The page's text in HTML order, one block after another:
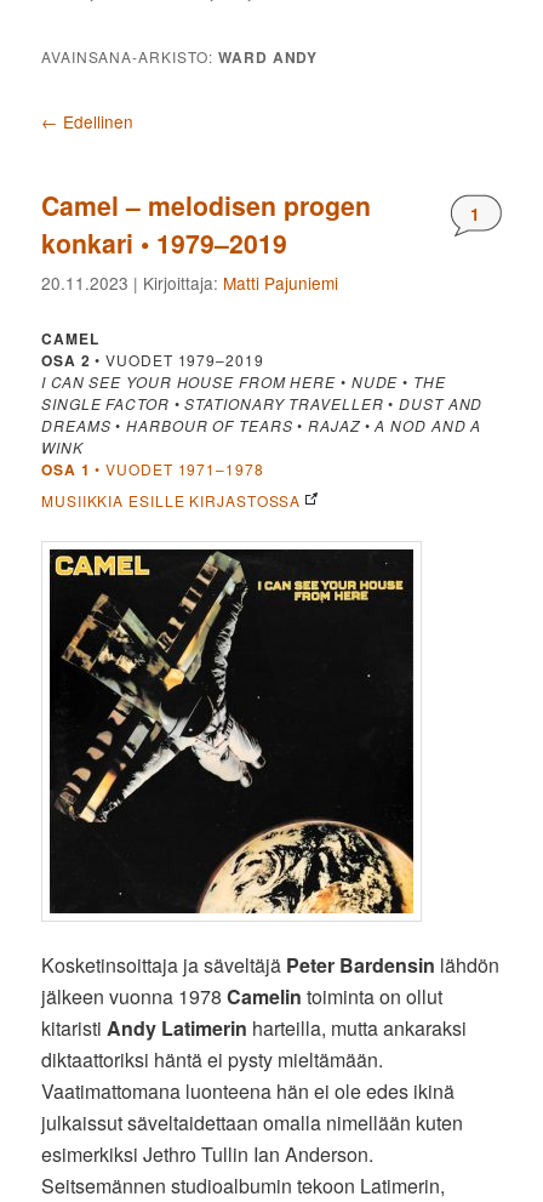
AVAINSANA-ARKISTO:WARD ANDY
Artikkelien selaus
← Edellinen
Camel – melodisen progen
konkari • 1979–2019
1
20.11.2023 | Kirjoittaja: Matti Pajuniemi
CAMEL
OSA 2 • VUODET 1979–2019
I CAN SEE YOUR HOUSE FROM HERE • NUDE • THE
SINGLE FACTOR •STATIONARY TRAVELLER •DUST AND
DREAMS •HARBOUR OF TEARS •RAJAZ•A NOD AND A
WINK
OSA 1 • VUODET 1971–1978
MUSIIKKIA ESILLE KIRJASTOSSA
Kosketinsoittaja ja säveltäjä Peter Bardensin lähdön
jälkeen vuonna 1978Camelin toiminta on ollut
kitaristiAndy Latimerin harteilla, mutta ankaraksi
diktaattoriksi häntä ei pysty mieltämään.
Vaatimattomana luonteena hän ei ole edes ikinä
julkaissut säveltaidettaan omalla nimellään kuten
esimerkiksi Jethro Tullin Ian Anderson.
Seitsemännen studioalbumin tekoon Latimerin,